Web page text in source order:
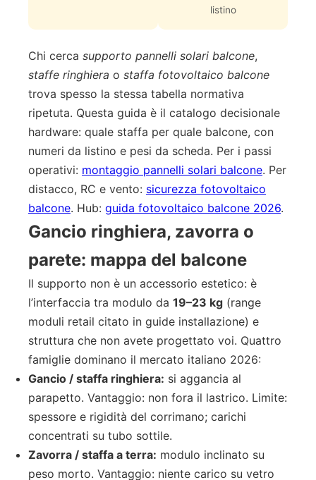
listino
Chi cerca supporto pannelli solari balcone,
staffe ringhiera o staffa fotovoltaico balcone
trova spesso la stessa tabella normativa
ripetuta. Questa guida è il catalogo decisionale
hardware: quale staffa per quale balcone, con
numeri da listino e pesi da scheda. Per i passi
operativi: montaggio pannelli solari balcone. Per
distacco, RC e vento: sicurezza fotovoltaico
balcone. Hub: guida fotovoltaico balcone 2026.
Gancio ringhiera, zavorra o
parete: mappa del balcone
Il supporto non è un accessorio estetico: è
l’interfaccia tra modulo da 19–23 kg (range
moduli retail citato in guide installazione) e
struttura che non avete progettato voi. Quattro
famiglie dominano il mercato italiano 2026:
Gancio / staffa ringhiera: si aggancia al
parapetto. Vantaggio: non fora il lastrico. Limite:
spessore e rigidità del corrimano; carichi
concentrati su tubo sottile.
Zavorra / staffa a terra: modulo inclinato su
peso morto. Vantaggio: niente carico su vetro